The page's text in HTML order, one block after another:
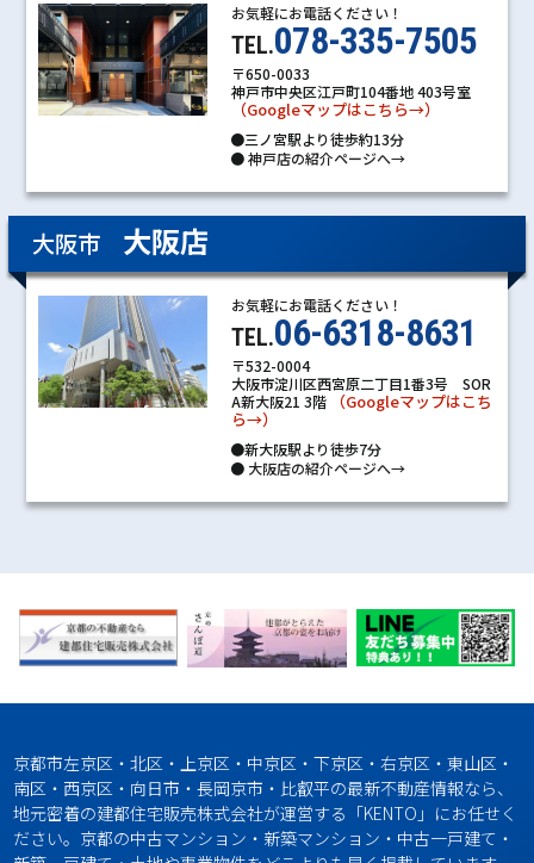
お気軽にお電話ください！
TEL.078-335-7505
〒650-0033
神戸市中央区江戸町104番地 403号室
（Googleマップはこちら→）
●三ノ宮駅より徒歩約13分
●神戸店の紹介ページへ→
大阪市 大阪店
お気軽にお電話ください！
TEL.06-6318-8631
〒532-0004
大阪市淀川区西宮原二丁目1番3号 SOR
A新大阪21 3階
（Googleマップはこち
ら→）
●新大阪駅より徒歩7分
●大阪店の紹介ページへ→
京都市左京区・北区・上京区・中京区・下京区・右京区・東山区・
南区・西京区・向日市・長岡京市・比叡平の最新不動産情報なら、
地元密着の建都住宅販売株式会社が運営する「KENTO」にお任せく
ださい。京都の中古マンション・新築マンション・中古一戸建て・